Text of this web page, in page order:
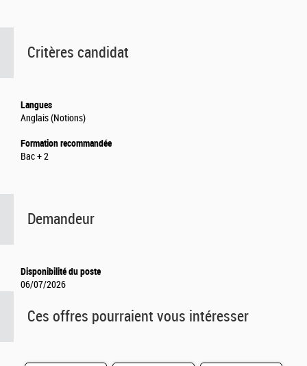
Critères candidat
Langues
Anglais (Notions)
Formation recommandée
Bac + 2
Demandeur
Disponibilité du poste
06/07/2026
Ces offres pourraient vous intéresser